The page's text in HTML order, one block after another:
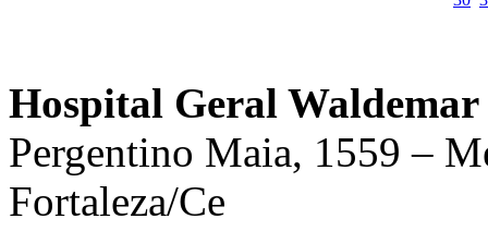
Hospital Geral
Pergentino Maia, 1559 –
Fortaleza/Ce